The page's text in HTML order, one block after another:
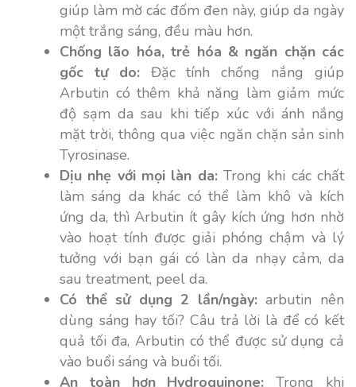
giúp làm mờ các đốm đen này, giúp da ngày
một trắng sáng, đều màu hơn.
Chống lão hóa, trẻ hóa & ngăn chặn các
gốc tự do:Đặc tính chống nắng giúp
Arbutin có thêm khả năng làm giảm mức
độ sạm da sau khi tiếp xúc với ánh nắng
mặt trời, thông qua việc ngăn chặn sản sinh
Tyrosinase.
Dịu nhẹ với mọi làn da:Trong khi các chất
làm sáng da khác có thể làm khô và kích
ứng da, thì Arbutin ít gây kích ứng hơn nhờ
vào hoạt tính được giải phóng chậm và lý
tưởng với bạn gái có làn da nhạy cảm, da
sau treatment, peel da.
Có thể sử dụng 2 lần/ngày: arbutin nên
dùng sáng hay tối? Câu trả lời là để có kết
quả tối đa, Arbutin có thể được sử dụng cả
vào buổi sáng và buổi tối.
An toàn hơn Hydroquinone:Trong khi